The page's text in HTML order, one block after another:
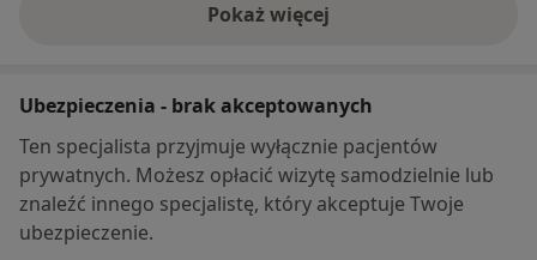
Pokaż więcej
o adresie
Ubezpieczenia - brak akceptowanych
Ten specjalista przyjmuje wyłącznie pacjentów
prywatnych. Możesz opłacić wizytę samodzielnie lub
znaleźć innego specjalistę, który akceptuje Twoje
ubezpieczenie.